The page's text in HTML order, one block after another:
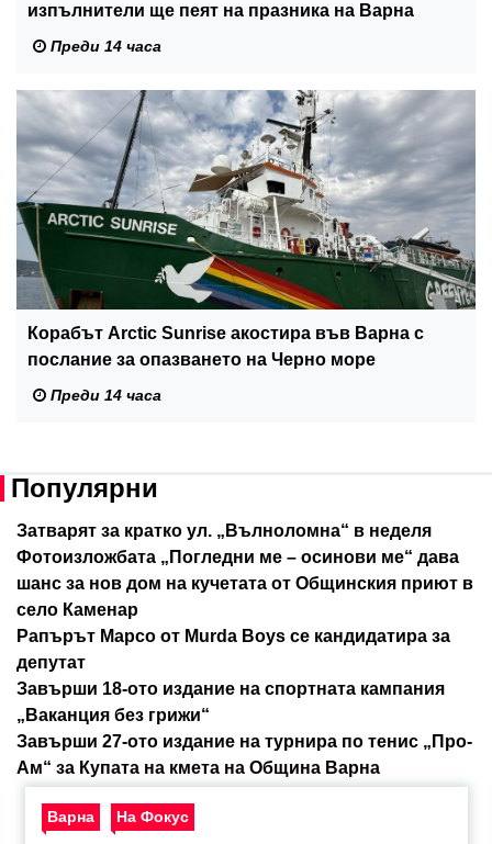
изпълнители ще пеят на празника на Варна
Преди 14 часа
Корабът Arctic Sunrise акостира във Варна с
послание за опазването на Черно море
Преди 14 часа
Популярни
Затварят за кратко ул. „Вълноломна“ в неделя
Фотоизложбата „Погледни ме – осинови ме“ дава
шанс за нов дом на кучетата от Общинския приют в
село Каменар
Рапърът Марсо от Murda Boys се кандидатира за
депутат
Завърши 18-ото издание на спортната кампания
„Ваканция без грижи“
Завърши 27-ото издание на турнира по тенис „Про-
Ам“ за Купата на кмета на Община Варна
Варна На Фокус